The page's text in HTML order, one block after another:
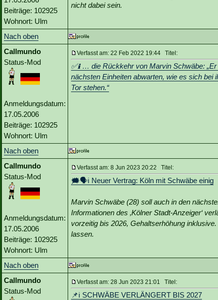
Beiträge: 102925
Wohnort: Ulm
nicht dabei sein.
Nach oben
Callmundo
Status-Mod
Anmeldungsdatum:
17.05.2006
Beiträge: 102925
Wohnort: Ulm
Verfasst am: 22 Feb 2022 19:44 Titel:
✅ℹ️ … die Rückkehr von Marvin Schwäbe:
nächsten Einheiten abwarten, wie es sich bei
Tor stehen.“
Nach oben
Callmundo
Status-Mod
Anmeldungsdatum:
17.05.2006
Beiträge: 102925
Wohnort: Ulm
Verfasst am: 8 Jun 2023 20:22 Titel:
🗯️🗣ℹ️ Neuer Vertrag: Köln mit Schwäbe einig
Marvin Schwäbe (28) soll auch in den
Informationen des ‚Kölner Stadt-Anzeiger‘
vorzeitig bis 2026, Gehaltserhöhung
lassen.
Nach oben
Callmundo
Status-Mod
Verfasst am: 28 Jun 2023 21:01 Titel:
📌ℹ️ SCHWÄBE VERLÄNGERT BIS 2027